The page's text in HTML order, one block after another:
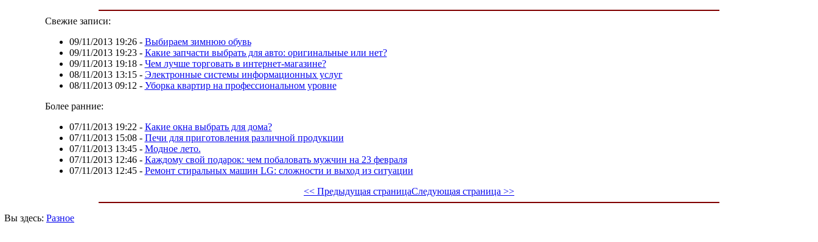
Свежие записи:
09/11/2013 19:26- Выбираем зимнюю обувь
09/11/2013 19:23- Какие запчасти выбрать для авто: оригинальные или нет?
09/11/2013 19:18- Чем лучше торговать в интернет-магазине?
08/11/2013 13:15- Электронные системы информационных услуг
08/11/2013 09:12 - Уборка квартир на профессиональном уровне
Более ранние:
07/11/2013 19:22 - Какие окна выбрать для дома?
07/11/2013 15:08- Печи для приготовления различной продукции
07/11/2013 13:45- Модное лето.
07/11/2013 12:46- Каждому свой подарок: чем побаловать мужчин на 23 февраля
07/11/2013 12:45- Ремонт стиральных машин LG: сложности и выход из ситуации
<< Предыдущая страницаСледующая страница >>
Вы здесь: Разное